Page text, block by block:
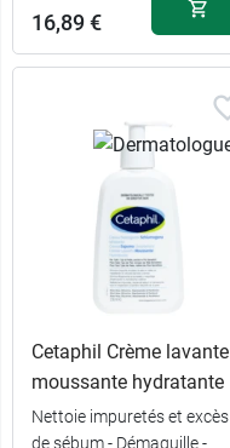
16,89 €
Cetaphil Crème lavante
moussante hydratante
Nettoie impuretés et excès
de sébum - Démaquille -